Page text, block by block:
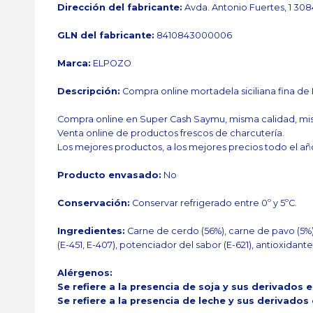
Dirección del fabricante: Avda. Antonio Fuertes, 1
GLN del fabricante: 8410843000006
Marca: ELPOZO
Descripción: Compra online mortadela siciliana fina de
Compra online en Super Cash Saymu, misma calidad,
Venta online de productos frescos de charcutería.
Los mejores productos, a los mejores precios todo el
Producto envasado: No
Conservación: Conservar refrigerado entre 0º y 5ºC.
Ingredientes: Carne de cerdo (56%), carne de pavo
(E-451, E-407), potenciador del sabor (E-621),
Alérgenos:
Se refiere a la presencia de soja y sus derivados
Se refiere a la presencia de leche y sus